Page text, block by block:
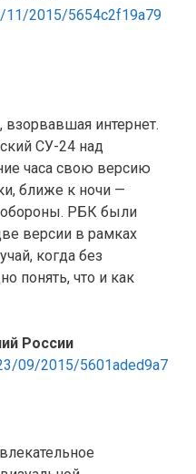
11/2015/5654c2f19a79
интернет.
СУ-24 над
часа свою версию
ближе к ночи —
обороны. РБК были
версии в рамках
когда без
понять, что и как
России
09/2015/5601aded9a7